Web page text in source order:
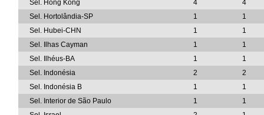
Sel. Hong Kong
4
4
Sel. Hortolândia-SP
1
1
Sel. Hubei-CHN
1
1
Sel. Ilhas Cayman
1
1
Sel. Ilhéus-BA
1
1
Sel. Indonésia
2
2
Sel. Indonésia B
1
1
Sel. Interior de São Paulo
1
1